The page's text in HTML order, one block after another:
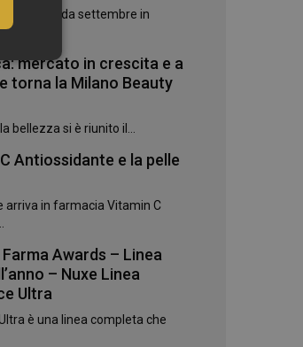
Paris da settembre in
mercato in crescita e a
torna la Milano Beauty
bellezza si è riunito il...
Antiossidante e la pelle
arriva in farmacia Vitamin C
Awards – Linea
– Nuxe Linea
Ultra
è una linea completa che